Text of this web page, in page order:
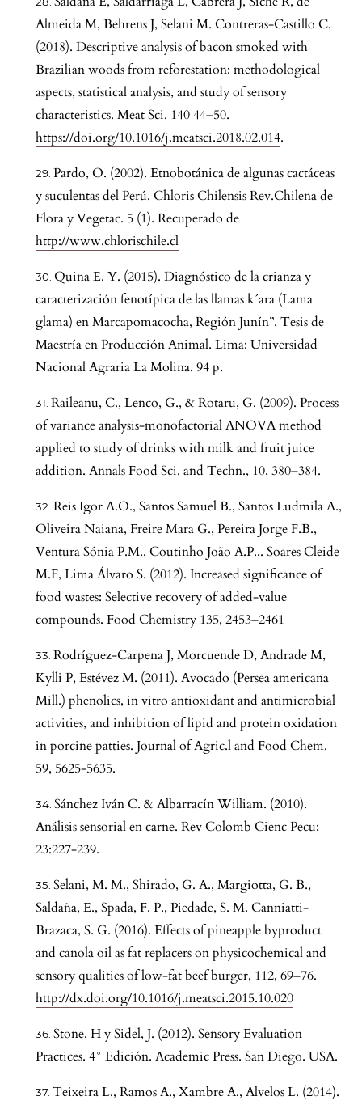
Almeida M, Behrens J, Selani M. Contreras-Castillo C.
(2018). Descriptive analysis of bacon smoked with
Brazilian woods from reforestation: methodological
aspects, statistical analysis, and study of sensory
characteristics. Meat Sci. 140 44–50.
https://doi.org/10.1016/j.meatsci.2018.02.014.
Pardo, O. (2002). Etnobotánica de algunas cactáceas
y suculentas del Perú. Chloris Chilensis Rev.Chilena de
Flora y Vegetac. 5 (1). Recuperado de
http://www.chlorischile.cl
Quina E. Y. (2015). Diagnóstico de la crianza y
caracterización fenotípica de las llamas k´ara (Lama
glama) en Marcapomacocha, Región Junín”. Tesis de
Maestría en Producción Animal. Lima: Universidad
Nacional Agraria La Molina. 94 p.
Raileanu, C., Lenco, G., & Rotaru, G. (2009). Process
of variance analysis-monofactorial ANOVA method
applied to study of drinks with milk and fruit juice
addition. Annals Food Sci. and Techn., 10, 380–384.
Reis Igor A.O., Santos Samuel B., Santos Ludmila A.,
Oliveira Naiana, Freire Mara G., Pereira Jorge F.B.,
Ventura Sónia P.M., Coutinho João A.P.,. Soares Cleide
M.F, Lima Álvaro S. (2012). Increased significance of
food wastes: Selective recovery of added-value
compounds. Food Chemistry 135, 2453–2461
Rodríguez-Carpena J, Morcuende D, Andrade M,
Kylli P, Estévez M. (2011). Avocado (Persea americana
Mill.) phenolics, in vitro antioxidant and antimicrobial
activities, and inhibition of lipid and protein oxidation
in porcine patties. Journal of Agric.l and Food Chem.
59, 5625-5635.
Sánchez Iván C. & Albarracín William. (2010).
Análisis sensorial en carne. Rev Colomb Cienc Pecu;
23:227-239.
Selani, M. M., Shirado, G. A., Margiotta, G. B.,
Saldaña, E., Spada, F. P., Piedade, S. M. Canniatti-
Brazaca, S. G. (2016). Effects of pineapple byproduct
and canola oil as fat replacers on physicochemical and
sensory qualities of low-fat beef burger, 112, 69–76.
http://dx.doi.org/10.1016/j.meatsci.2015.10.020
Stone, H y Sidel, J. (2012). Sensory Evaluation
Practices. 4° Edición. Academic Press. San Diego. USA.
Teixeira L., Ramos A., Xambre A., Alvelos L. (2014).